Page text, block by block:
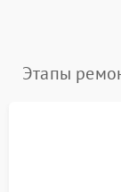
Этапы